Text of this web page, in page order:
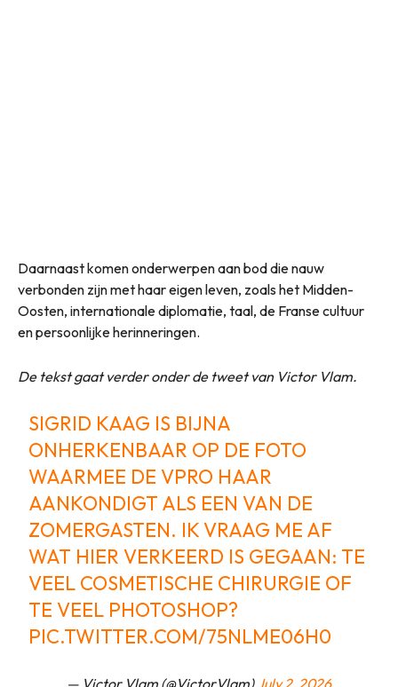
Daarnaast komen onderwerpen aan bod die nauw
verbonden zijn met haar eigen leven, zoals het Midden-
Oosten, internationale diplomatie, taal, de Franse cultuur
en persoonlijke herinneringen.
De tekst gaat verder onder de tweet van Victor Vlam.
SIGRID KAAG IS BIJNA
ONHERKENBAAR OP DE FOTO
WAARMEE DE VPRO HAAR
AANKONDIGT ALS EEN VAN DE
ZOMERGASTEN. IK VRAAG ME AF
WAT HIER VERKEERD IS GEGAAN: TE
VEEL COSMETISCHE CHIRURGIE OF
TE VEEL PHOTOSHOP?
PIC.TWITTER.COM/75NLME06H0